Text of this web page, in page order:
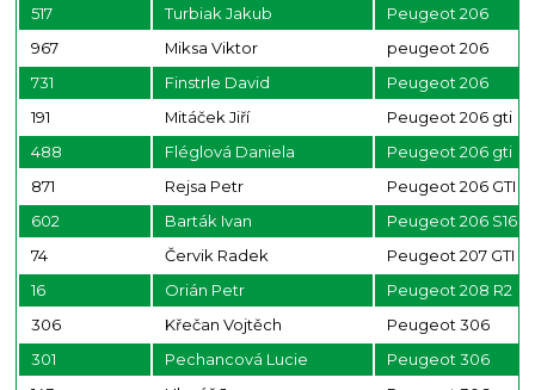
517
Turbiak Jakub
Peugeot 206
967
Miksa Viktor
peugeot 206
731
Finstrle David
Peugeot 206
191
Mitáček Jiří
Peugeot 206 gti
488
Fléglová Daniela
Peugeot 206 gti
871
Rejsa Petr
Peugeot 206 GTI
602
Barták Ivan
Peugeot 206 S16
74
Červik Radek
Peugeot 207 GTI
16
Orián Petr
Peugeot 208 R2
306
Křečan Vojtěch
Peugeot 306
301
Pechancová Lucie
Peugeot 306